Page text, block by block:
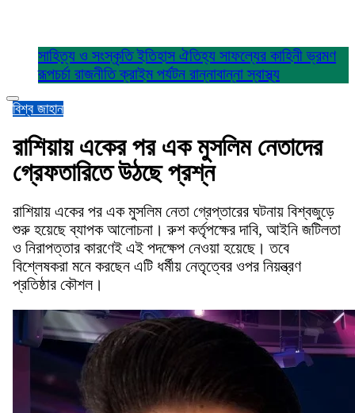
সাহিত্য ও সংস্কৃতিইতিহাস ঐতিহ্য সাফল্যের কাহিনীভ্রমণ
রূপচর্চা রাজনীতিক্রাইম পর্যটন রান্নাবান্নাস্বাস্থ্য
বিশ্ব জাহান
রাশিয়ায় একের পর এক মুসলিম নেতাদের
গ্রেফতারিতে উঠছে প্রশ্ন
রাশিয়ায় একের পর এক মুসলিম নেতা গ্রেপ্তারের ঘটনায় বিশ্বজুড়ে
শুরু হয়েছে ব্যাপক আলোচনা। রুশ কর্তৃপক্ষের দাবি, আইনি জটিলতা
ও নিরাপত্তার কারণেই এই পদক্ষেপ নেওয়া হয়েছে। তবে
বিশ্লেষকরা মনে করছেন এটি ধর্মীয় নেতৃত্বের ওপর নিয়ন্ত্রণ
প্রতিষ্ঠার কৌশল।